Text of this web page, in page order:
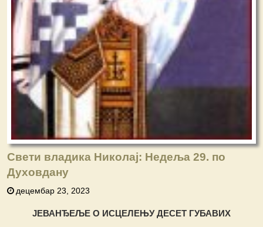
Свети владика Николај: Недеља 29. по
Духовдану
децембар 23, 2023
ЈЕВАНЂЕЉЕ О ИСЦЕЛЕЊУ ДЕСЕТ ГУБАВИХ